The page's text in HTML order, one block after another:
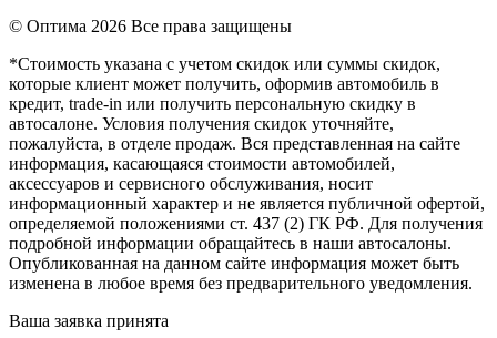
© Оптима 2026 Все права защищены
*Стоимость указана с учетом скидок или суммы скидок,
которые клиент может получить, оформив автомобиль в
кредит, trade-in или получить персональную скидку в
автосалоне. Условия получения скидок уточняйте,
пожалуйста, в отделе продаж. Вся представленная на сайте
информация, касающаяся стоимости автомобилей,
аксессуаров и сервисного обслуживания, носит
информационный характер и не является публичной офертой,
определяемой положениями ст. 437 (2) ГК РФ. Для получения
подробной информации обращайтесь в наши автосалоны.
Опубликованная на данном сайте информация может быть
изменена в любое время без предварительного уведомления.
Ваша заявка принята